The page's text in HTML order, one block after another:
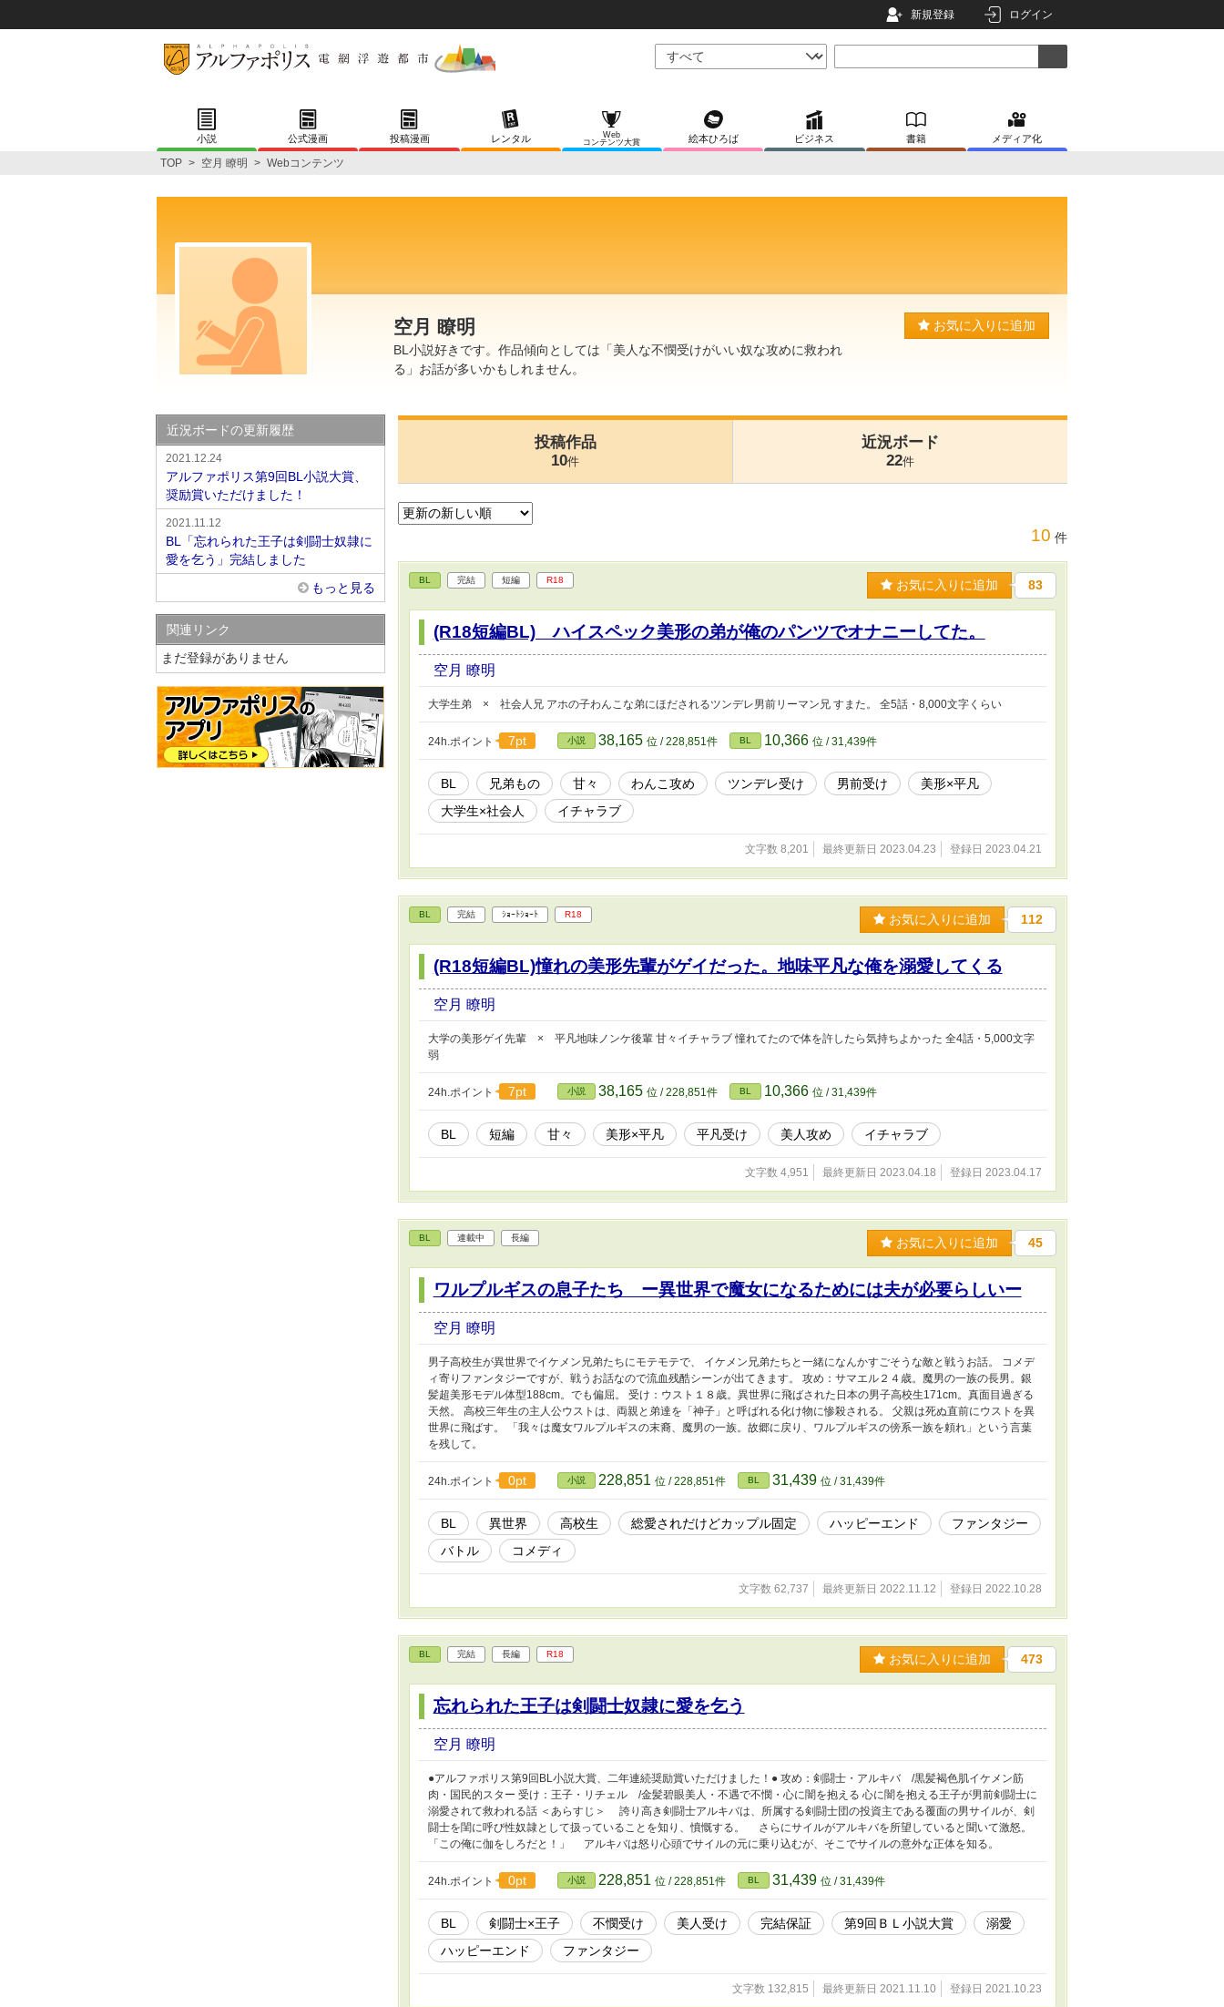
新規登録 ログイン
小説 公式漫画 投稿漫画 レンタル
Web
コンテンツ大賞
絵本ひろば ビジネス 書籍 メディア化
TOP > 空月 瞭明 > Webコンテンツ
空月 瞭明
BL小説好きです。作品傾向としては「美人な不憫受けがいい奴な攻めに救われ
る」お話が多いかもしれません。
お気に入りに追加
投稿作品
10件
近況ボード
22件
10 件
BL 完結 短編 R18 お気に入りに追加 83
(R18短編BL) ハイスペック美形の弟が俺のパンツでオナニーしてた。
空月 瞭明
大学生弟 × 社会人兄 アホの子わんこな弟にほだされるツンデレ男前リーマン兄 すまた。 全5話・8,000文字くらい
24h.ポイント 7pt 小説 38,165 位 / 228,851件 BL 10,366 位 / 31,439件
BL 兄弟もの 甘々 わんこ攻め ツンデレ受け 男前受け
美形×平凡
大学生×社会人
イチャラブ
文字数 8,201 最終更新日 2023.04.23 登録日 2023.04.21
BL 完結 ｼｮｰﾄｼｮｰﾄ R18 お気に入りに追加 112
(R18短編BL)憧れの美形先輩がゲイだった。地味平凡な俺を溺愛してくる
空月 瞭明
大学の美形ゲイ先輩 × 平凡地味ノンケ後輩 甘々イチャラブ 憧れてたので体を許したら気持ちよかった 全4話・5,000文字
弱
24h.ポイント 7pt 小説 38,165 位 / 228,851件 BL 10,366 位 / 31,439件
BL 短編 甘々 美形×平凡 平凡受け 美人攻め イチャラブ
文字数 4,951 最終更新日 2023.04.18 登録日 2023.04.17
BL 連載中 長編 お気に入りに追加 45
ワルプルギスの息子たち ー異世界で魔女になるためには夫が必要らしいー
空月 瞭明
男子高校生が異世界でイケメン兄弟たちにモテモテで、 イケメン兄弟たちと一緒になんかすごそうな敵と戦うお話。 コメデ
ィ寄りファンタジーですが、戦うお話なので流血残酷シーンが出てきます。 攻め：サマエル２４歳。魔男の一族の長男。銀
髪超美形モデル体型188cm。でも偏屈。 受け：ウスト１８歳。異世界に飛ばされた日本の男子高校生171cm。真面目過ぎる
天然。 高校三年生の主人公ウストは、両親と弟達を「神子」と呼ばれる化け物に惨殺される。 父親は死ぬ直前にウストを異
世界に飛ばす。 「我々は魔女ワルプルギスの末裔、魔男の一族。故郷に戻り、ワルプルギスの傍系一族を頼れ」という言葉
を残して。
24h.ポイント 0pt 小説 228,851 位 / 228,851件 BL 31,439 位 / 31,439件
BL 異世界 高校生 総愛されだけどカップル固定 ハッピーエンド
ファンタジー
バトル
コメディ
文字数 62,737 最終更新日 2022.11.12 登録日 2022.10.28
BL 完結 長編 R18 お気に入りに追加 473
忘れられた王子は剣闘士奴隷に愛を乞う
空月 瞭明
●アルファポリス第9回BL小説大賞、二年連続奨励賞いただけました！● 攻め：剣闘士・アルキバ /黒髪褐色肌イケメン筋
肉・国民的スター 受け：王子・リチェル /金髪碧眼美人・不遇で不憫・心に闇を抱える 心に闇を抱える王子が男前剣闘士に
溺愛されて救われる話 ＜あらすじ＞ 誇り高き剣闘士アルキバは、所属する剣闘士団の投資主である覆面の男サイルが、剣
闘士を閨に呼び性奴隷として扱っていることを知り、憤慨する。 さらにサイルがアルキバを所望していると聞いて激怒。
「この俺に伽をしろだと！」 アルキバは怒り心頭でサイルの元に乗り込むが、そこでサイルの意外な正体を知る。
24h.ポイント 0pt 小説 228,851 位 / 228,851件 BL 31,439 位 / 31,439件
BL 剣闘士×王子 不憫受け 美人受け 完結保証 第9回ＢＬ小説大賞
溺愛
ハッピーエンド
ファンタジー
文字数 132,815 最終更新日 2021.11.10 登録日 2021.10.23
近況ボードの更新履歴
2021.12.24
アルファポリス第9回BL小説大賞、
奨励賞いただけました！
2021.11.12
BL「忘れられた王子は剣闘士奴隷に
愛を乞う」完結しました
もっと見る
関連リンク
まだ登録がありません